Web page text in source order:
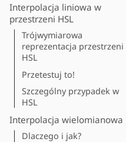
Interpolacja liniowa w
przestrzeni HSL
Trójwymiarowa
reprezentacja przestrzeni
HSL
Przetestuj to!
Szczególny przypadek w
HSL
Interpolacja wielomianowa
Dlaczego i jak?